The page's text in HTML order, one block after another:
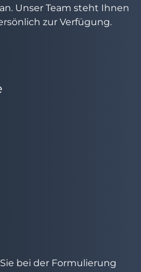
Unser Team steht Ihnen
zur Verfügung.
bei der Formulierung